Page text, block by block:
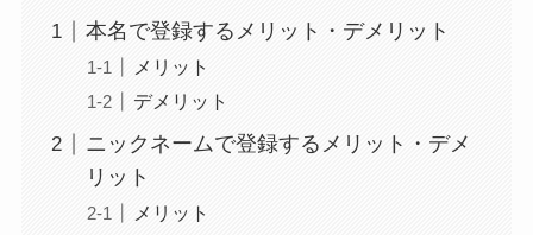
本名で登録するメリット・デメリット
メリット
デメリット
ニックネームで登録するメリット・デメ
リット
メリット